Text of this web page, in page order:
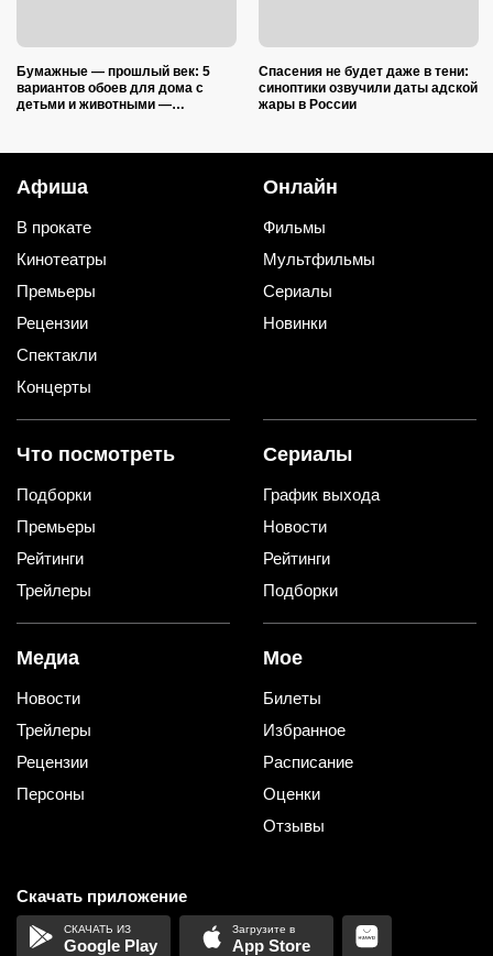
Бумажные — прошлый век: 5
вариантов обоев для дома с
детьми и животными —
Спасения не будет даже в тени:
синоптики озвучили даты адской
жары в России
Афиша
В прокате
Кинотеатры
Премьеры
Рецензии
Спектакли
Концерты
Онлайн
Фильмы
Мультфильмы
Сериалы
Новинки
Что посмотреть
Подборки
Премьеры
Рейтинги
Трейлеры
Сериалы
График выхода
Новости
Рейтинги
Подборки
Медиа
Новости
Трейлеры
Рецензии
Персоны
Мое
Билеты
Избранное
Расписание
Оценки
Отзывы
Скачать приложение
Google Play App Store